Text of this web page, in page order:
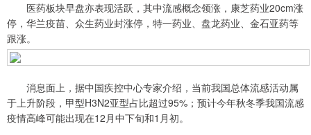
医药板块早盘亦表现活跃，其中流感概念领涨，康芝药业20cm涨
停，华兰疫苗、众生药业封涨停，特一药业、盘龙药业、金石亚药等
跟涨。
消息面上，据中国疾控中心专家介绍，当前我国总体流感活动属
于上升阶段，甲型H3N2亚型占比超过95%；预计今年秋冬季我国流感
疫情高峰可能出现在12月中下旬和1月初。